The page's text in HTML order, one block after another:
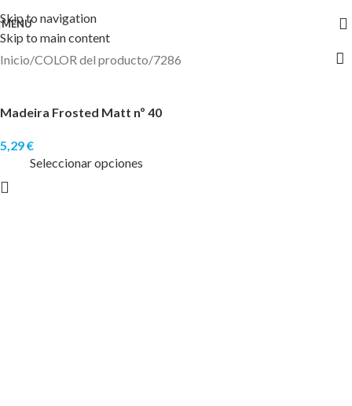
Skip to navigation
Skip to main content
MENU
Inicio COLOR del producto 7286
Madeira Frosted Matt nº 40
5,29€
Seleccionar opciones